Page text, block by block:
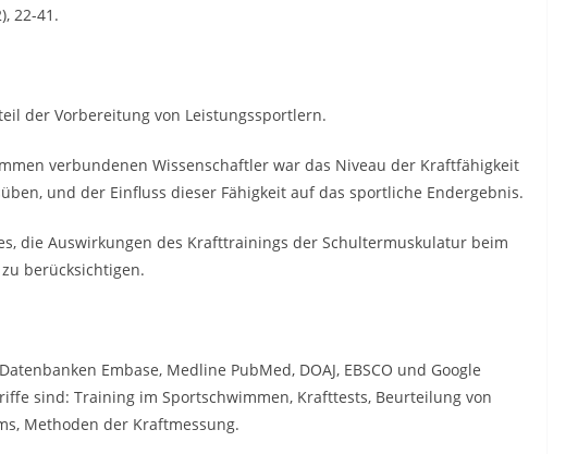
22-41.
der Vorbereitung von Leistungssportlern.
verbundenen Wissenschaftler war das Niveau der Kraftfähigkeit
und der Einfluss dieser Fähigkeit auf das sportliche Endergebnis.
die Auswirkungen des Krafttrainings der Schultermuskulatur beim
berücksichtigen.
Embase, Medline PubMed, DOAJ, EBSCO und Google
sind: Training im Sportschwimmen, Krafttests, Beurteilung von
Methoden der Kraftmessung.